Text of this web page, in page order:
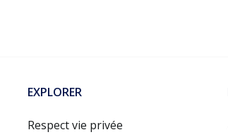
EXPLORER
Respect vie privée